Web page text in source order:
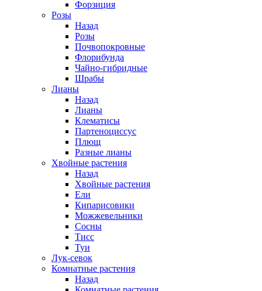
Форзиция
Розы
Назад
Розы
Почвопокровные
Флорибунда
Чайно-гибридные
Шрабы
Лианы
Назад
Лианы
Клематисы
Партеноциссус
Плющ
Разные лианы
Хвойные растения
Назад
Хвойные растения
Ели
Кипарисовики
Можжевельники
Сосны
Тисс
Туи
Лук-севок
Комнатные растения
Назад